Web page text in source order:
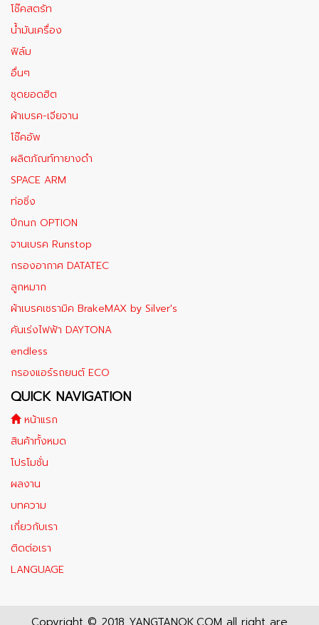
โช๊คสตรัท
น้ำมันเครื่อง
ฟิล์ม
อื่นๆ
ชุดยอดฮิต
ผ้าเบรค-เจียจาน
โช๊คอัพ
ผลิตภัณท์ทายางดำ
SPACE ARM
ท่อซิ่ง
ปีกนก OPTION
จานเบรค Runstop
กรองอากาศ DATATEC
ลูกหมาก
ผ้าเบรคเซรามิค BrakeMAX​ by Silver's
คันเร่งไฟฟ้า DAYTONA
endless
กรองแอร์รถยนต์ ECO
QUICK NAVIGATION
หน้าแรก
สินค้าทั้งหมด
โปรโมชั่น
ผลงาน
บทความ
เกี่ยวกับเรา
ติดต่อเรา
LANGUAGE